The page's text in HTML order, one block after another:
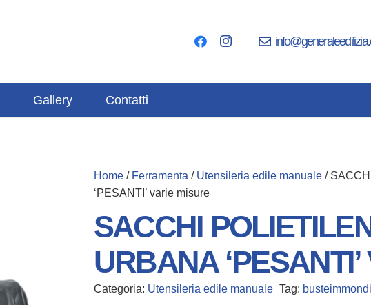
Gallery Contatti
Home/ Ferramenta / Utensileria edile manuale/
‘PESANTI’ varie misure
SACCHI
URBANA
Categoria: Utensileria edile manuale Tag: